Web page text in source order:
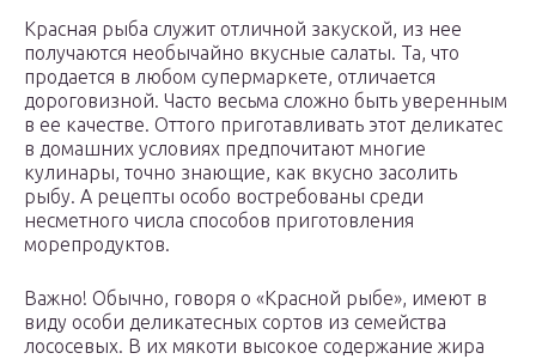
Красная рыба служит отличной закуской, из нее
получаются необычайно вкусные салаты. Та, что
продается в любом супермаркете, отличается
дороговизной. Часто весьма сложно быть уверенным
в ее качестве. Оттого приготавливать этот деликатес
в домашних условиях предпочитают многие
кулинары, точно знающие, как вкусно засолить
рыбу. А рецепты особо востребованы среди
несметного числа способов приготовления
морепродуктов.
Важно! Обычно, говоря о «Красной рыбе», имеют в
виду особи деликатесных сортов из семейства
лососевых. В их мякоти высокое содержание жира